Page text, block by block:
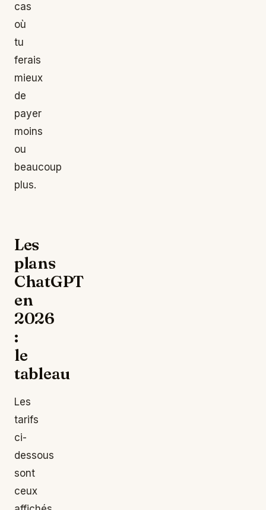
cas
où
tu
ferais
mieux
de
payer
moins
ou
beaucoup
plus.
Les
plans
ChatGPT
en
2026
:
le
tableau
Les
tarifs
ci-
dessous
sont
ceux